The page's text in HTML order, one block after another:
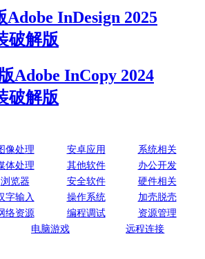
Adobe InDesign 2025
破解版
Adobe InCopy 2024
破解版
像处理 安卓应用
系统相关
体处理 其他软件
办公开发
浏览器 安全软件
硬件相关
字输入 操作系统
加壳脱壳
络资源 编程调试
资源管理
电脑游戏 远程连接